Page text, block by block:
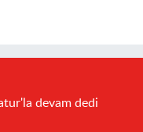
devam dedi